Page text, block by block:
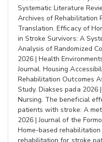
Systematic Literature
Archives of Rehabilitation
Translation. Efficacy of
in Stroke Survivors: A
Analysis of Randomized
2026 | Health
Journal. Housing
Rehabilitation Outcomes
Study. Diakses pada 2026
Nursing. The beneficial
patients with stroke: A
2026 | Journal of the
Home-based
rehabilitation for stroke